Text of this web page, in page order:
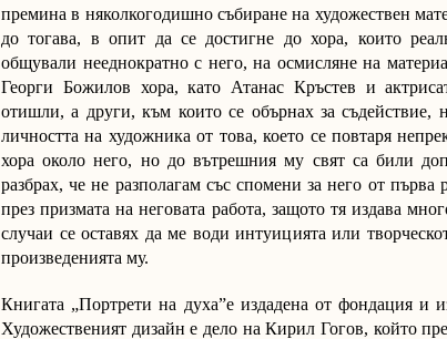
премина в няколкогодишно събиране на художествен
до тогава, в опит да се достигне до хора, които
общували нееднократно с него, на осмисляне на
Георги Божилов хора, като Атанас Кръстев и
отишли, а други, към които се обърнах за съдействие,
личността на художника от това, което се повтаря
хора около него, но до вътрешния му свят са били
разбрах, че не разполагам със спомени за него от
през призмата на неговата работа, защото тя издава
случаи се оставях да ме води интуицията или
произведенията му.
Книгата „Портрети на духа”е издадена от фондация
Художественият дизайн е дело на Кирил Гогов, който